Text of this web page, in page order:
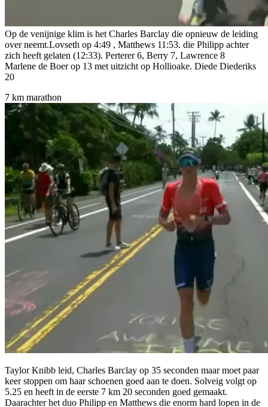
Op de venijnige klim is het Charles Barclay die opnieuw de leiding
over neemt.Lovseth op 4:49 , Matthews 11:53. die Philipp achter
zich heeft gelaten (12:33). Perterer 6, Berry 7, Lawrence 8
Marlene de Boer op 13 met uitzicht op Hollioake. Diede Diederiks
20
7 km marathon
Taylor Knibb leid, Charles Barclay op 35 seconden maar moet paar
keer stoppen om haar schoenen goed aan te doen. Solveig volgt op
5.25 en heeft in de eerste 7 km 20 seconden goed gemaakt.
Daarachter het duo Philipp en Matthews die enorm hard lopen in de